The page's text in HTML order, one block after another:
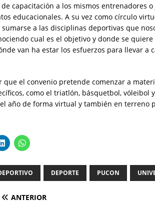
capacitación a los mismos entrenadores
educacionales. A su vez como círculo
a las disciplinas deportivas que
cual es el objetivo y donde se
van ha estar los esfuerzos para llevar a
que el convenio pretende comenzar a
como el triatlón, básquetbol, vóleibol
año de forma virtual y también en terreno
DEPORTE PUCON
ANTERIOR